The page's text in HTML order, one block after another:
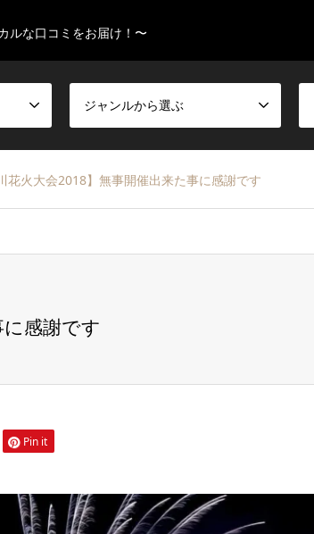
ルな口コミをお届け！〜
ジャンルから選ぶ
花火大会2018】無事開催出来た事に感謝です
に感謝です
Pin it